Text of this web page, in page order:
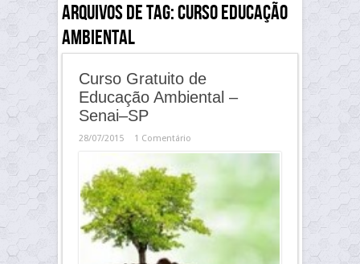
Arquivos de Tag:curso Educação
Ambiental
Curso Gratuito de
Educação Ambiental –
Senai–SP
28/07/2015 1 Comentário